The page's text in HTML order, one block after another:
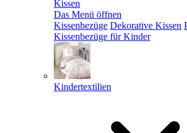
Kissen
Das Menü öffnen
Kissenbezüge Dekorative Kissen
Kissenbezüge für Kinder
Kindertextilien